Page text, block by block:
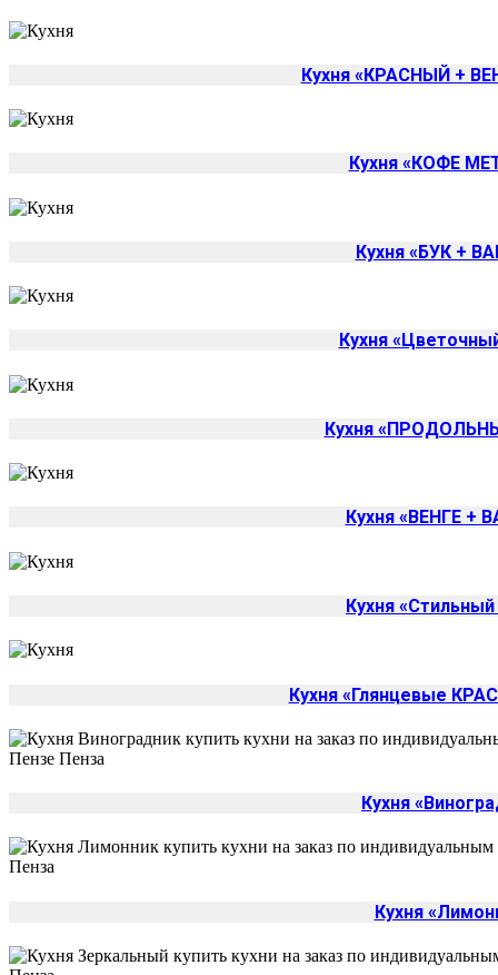
Кухня «КРАСНЫЙ +
Кухня «КОФЕ
Кухня «БУК +
Кухня
Кухня
Кухня «ВЕНГЕ +
Кухня
Кухня «Глянцевые
Кухня
Кухня